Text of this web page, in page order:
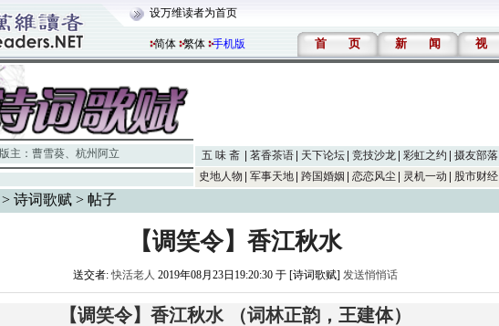
设万维读者为首页
简体 繁体 手机版 首 页 新 闻 视
版主： 曹雪葵、 杭州阿立 五 味 斋 茗香茶语 天下论坛 竞技沙龙 彩虹之约 摄友部落
史地人物
军事天地 跨国婚姻 恋恋风尘 灵机一动 股市财经
> 诗词歌赋> 帖子
【调笑令】香江秋水
送交者:快活老人 2019年08月23日19:20:30 于 [诗词歌赋] 发送悄悄话
【调笑令】香江秋水 （词林正韵，王建体）